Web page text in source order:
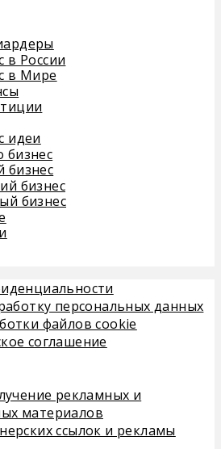
в России
в Мире
идеи
бизнес
бизнес
бизнес
бизнес
персональных данных
файлов cookie
соглашение
рекламных и
материалов
ссылок и рекламы